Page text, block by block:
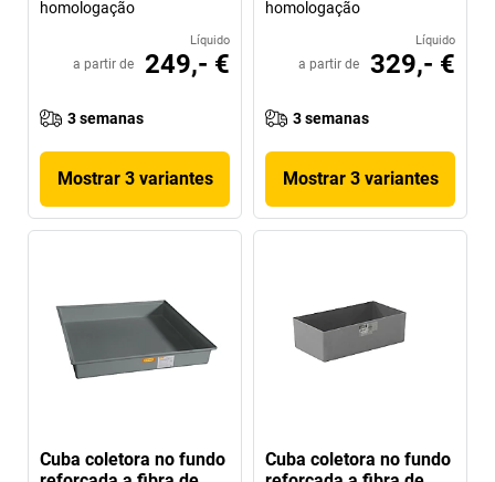
homologação
Líquido
a partir de 249,- €
3 semanas
Mostrar 3 variantes
homologação
Líquido
a partir de 329,- €
3 semanas
Mostrar 3 variantes
Cuba coletora no fundo
Cuba coletora no fundo